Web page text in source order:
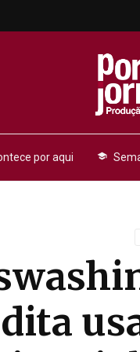
por aqui school